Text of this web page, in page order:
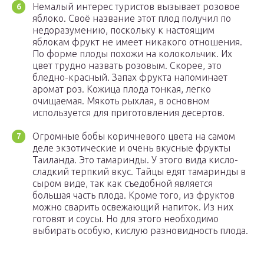
Немалый интерес туристов вызывает розовое
яблоко. Своё название этот плод получил по
недоразумению, поскольку к настоящим
яблокам фрукт не имеет никакого отношения.
По форме плоды похожи на колокольчик. Их
цвет трудно назвать розовым. Скорее, это
бледно-красный. Запах фрукта напоминает
аромат роз. Кожица плода тонкая, легко
очищаемая. Мякоть рыхлая, в основном
используется для приготовления десертов.
Огромные бобы коричневого цвета на самом
деле экзотические и очень вкусные фрукты
Таиланда. Это тамаринды. У этого вида кисло-
сладкий терпкий вкус. Тайцы едят тамаринды в
сыром виде, так как съедобной является
большая часть плода. Кроме того, из фруктов
можно сварить освежающий напиток. Из них
готовят и соусы. Но для этого необходимо
выбирать особую, кислую разновидность плода.